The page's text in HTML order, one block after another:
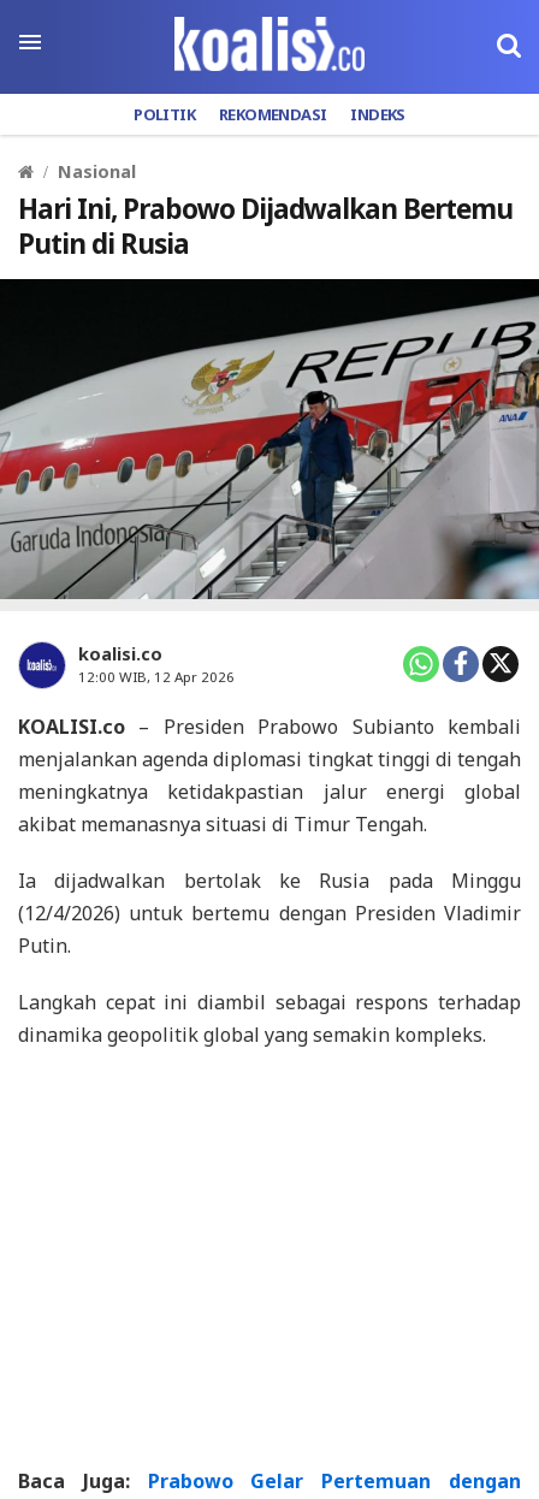
POLITIK REKOMENDASI INDEKS
Nasional
Hari Ini, Prabowo Dijadwalkan Bertemu
Putin di Rusia
koalisi.co
12:00 WIB, 12 Apr 2026
KOALISI.co – Presiden Prabowo Subianto kembali
menjalankan agenda diplomasi tingkat tinggi di tengah
meningkatnya ketidakpastian jalur energi global
akibat memanasnya situasi di Timur Tengah.
Ia dijadwalkan bertolak ke Rusia pada Minggu
(12/4/2026) untuk bertemu dengan Presiden Vladimir
Putin.
Langkah cepat ini diambil sebagai respons terhadap
dinamika geopolitik global yang semakin kompleks.
Baca Juga: Prabowo Gelar Pertemuan dengan